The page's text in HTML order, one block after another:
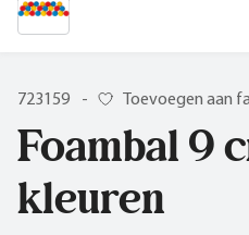
723159 - Toevoegen aan
Foambal 9
kleuren